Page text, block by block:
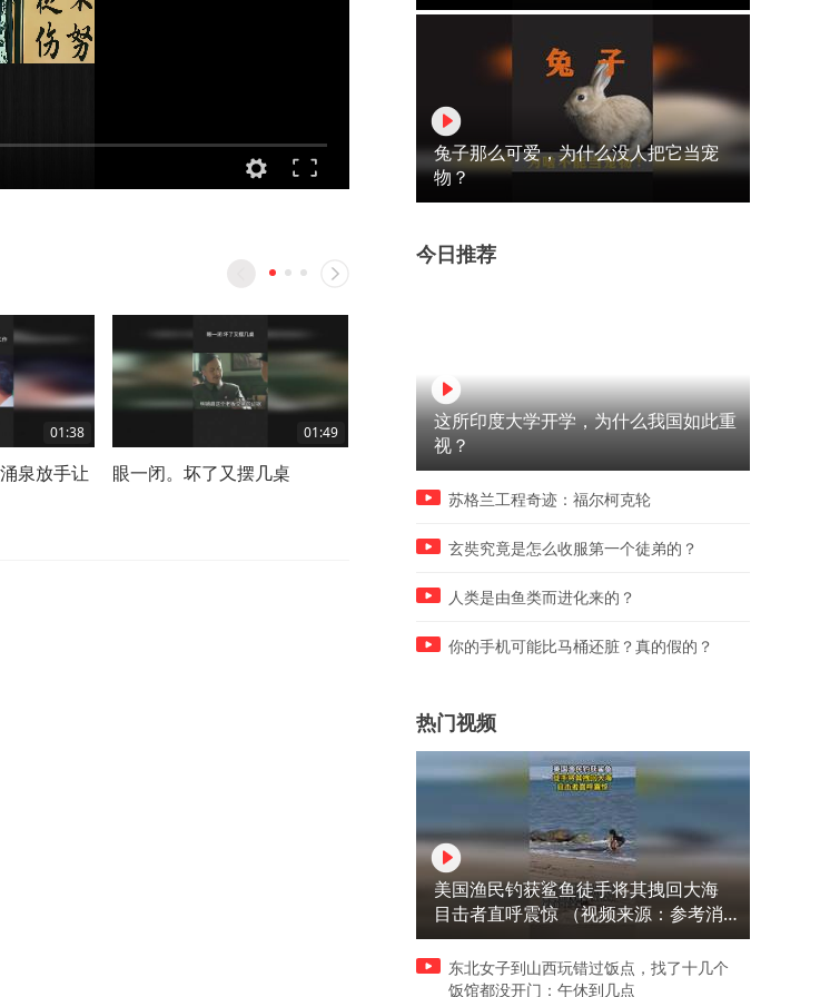
01:38
泉放手让
01:49
眼一闭。坏了又摆几桌
03:43
四小时拿下丹麦，战绩可查
亲的时候变异了，把舌头拔
来了
兔子那么可爱，为什么没人把它当宠
物？
今日推荐
这所印度大学开学，为什么我国如此重
视？
苏格兰工程奇迹：福尔柯克轮
玄奘究竟是怎么收服第一个徒弟的？
人类是由鱼类而进化来的？
你的手机可能比马桶还脏？真的假的？
热门视频
美国渔民钓获鲨鱼徒手将其拽回大海
目击者直呼震惊 （视频来源：参考消
息）
东北女子到山西玩错过饭点，找了十几个
饭馆都没开门：午休到几点